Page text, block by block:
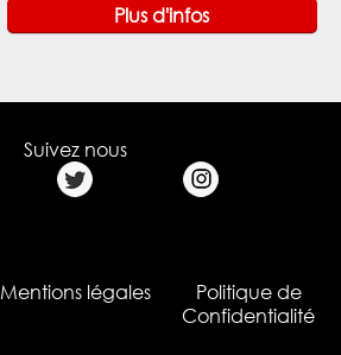
Plus d'infos
Suivez nous
Mentions légales
Politique de
Confidentialité